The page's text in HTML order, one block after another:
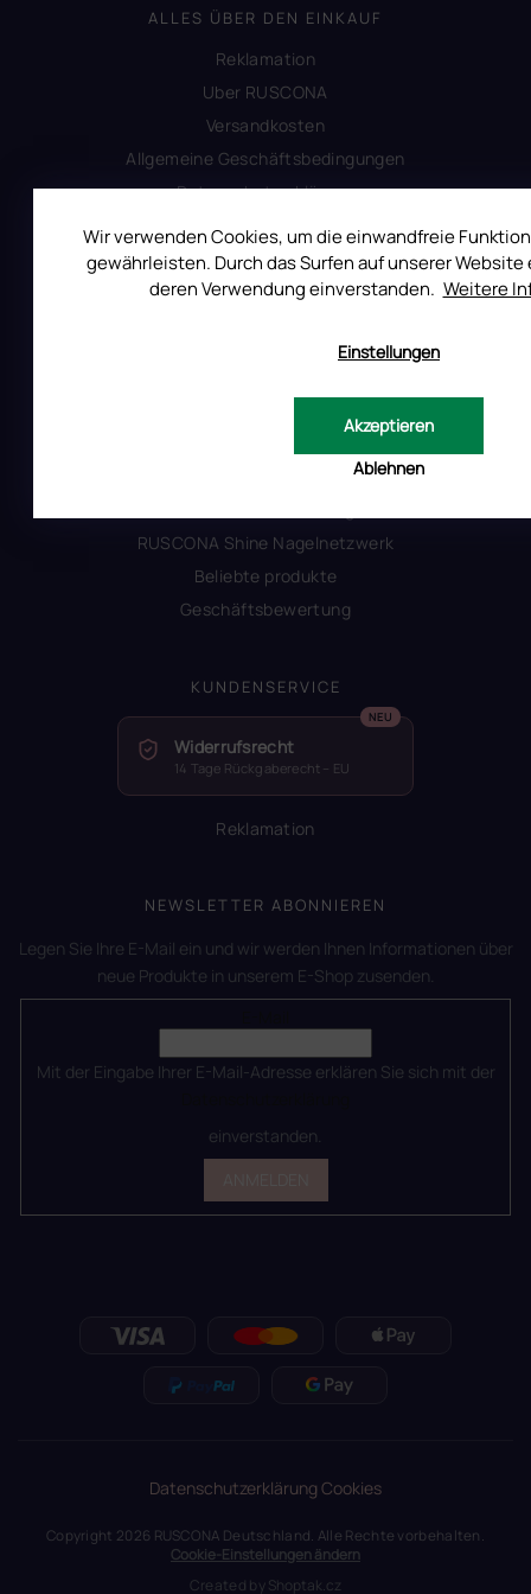
Wir verwenden Cookies, um die einwandfreie
gewährleisten. Durch das Surfen auf unserer Website
deren Verwendung einverstanden. Weitere
Einstellungen
Ablehnen
Akzeptieren
ALLES ÜBER DEN EINKAUF
Reklamation
Uber RUSCONA
Versandkosten
Allgemeine Geschäftsbedingungen
Datenschutzerklärung
Impressum
Produktsicherheit
RUSCONA Shine Nagelnetzwerk
Beliebte produkte
Geschäftsbewertung
KUNDENSERVICE
Widerrufsrecht
14 Tage Rückgaberecht – EU
Reklamation
NEWSLETTER ABONNIEREN
Legen Sie Ihre E-Mail ein und wir werden Ihnen Informationen über
neue Produkte in unserem E-Shop zusenden.
Mit der Eingabe Ihrer E-Mail-Adresse erklären Sie sich mit der
einverstanden.
DatenschutzerklärungCookies
Copyright 2026 RUSCONA Deutschland. Alle Rechte vorbehalten.
Cookie-Einstellungen ändern
Created byShoptak.cz